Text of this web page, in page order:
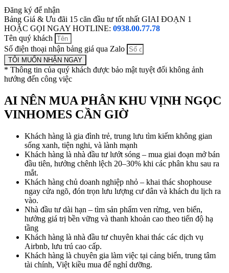
Đăng ký để nhận
Bảng Giá & Ưu đãi 15 căn đầu tư tốt nhất GIAI ĐOẠN 1
HOẶC GỌI NGAY HOTLINE: 0938.00.77.78
Tên quý khách
Số điện thoại nhận bảng giá qua Zalo
TÔI MUỐN NHẬN NGAY
* Thông tin của quý khách được bảo mật tuyệt đối không ảnh
hướng đến công việc
AI NÊN MUA PHÂN KHU VỊNH NGỌC
VINHOMES CẦN GIỜ
Khách hàng là gia đình trẻ, trung lưu tìm kiếm không gian
sống xanh, tiện nghi, và lành mạnh
Khách hàng là nhà đầu tư lướt sóng – mua giai đoạn mở bán
đầu tiên, hưởng chênh lệch 20–30% khi các phân khu sau ra
mắt.
Khách hàng chủ doanh nghiệp nhỏ – khai thác shophouse
ngay cửa ngõ, đón trọn lưu lượng cư dân và khách du lịch ra
vào.
Nhà đầu tư dài hạn – tìm sản phẩm ven rừng, ven biển,
hưởng giá trị bền vững và thanh khoản cao theo tiến độ hạ
tầng
Khách hàng là nhà đầu tư chuyên khai thác các dịch vụ
Airbnb, lưu trú cao cấp.
Khách hàng là chuyên gia làm việc tại cảng biển, trung tâm
tài chính, Việt kiều mua để nghỉ dưỡng.